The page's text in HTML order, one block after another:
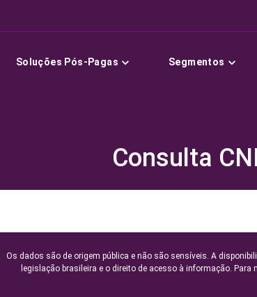
Soluções Pós-Pagas Segmentos
Consulta
Os dados são de origem pública e não são sensíveis. A
legislação brasileira e o direito de acesso à informação. Para